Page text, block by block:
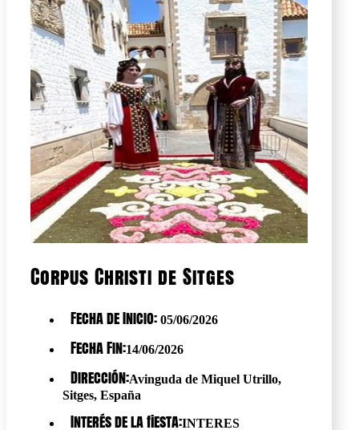
Corpus Christi de Sitges
Fecha de Inicio: 05/06/2026
Fecha Fin:14/06/2026
Dirección:Avinguda de Miquel Utrillo,
Sitges, España
Interés de la fiesta:INTERES